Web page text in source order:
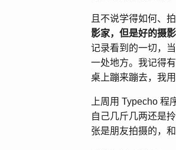
且不说学得如何、
影家，但是好的摄
记录看到的一切，
一处地方。我记得
桌上蹦来蹦去，我
上周用 Typecho
自己几斤几两还是
张是朋友拍摄的，